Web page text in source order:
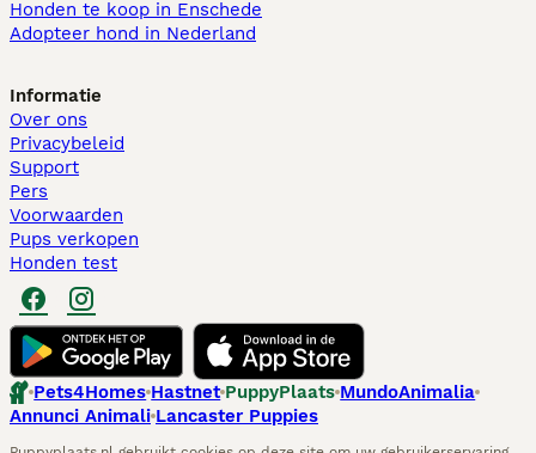
Honden te koop in Enschede
Adopteer hond in Nederland
Informatie
Over ons
Privacybeleid
Support
Pers
Voorwaarden
Pups verkopen
Honden test
Pets4Homes Hastnet PuppyPlaats MundoAnimalia
Annunci Animali Lancaster Puppies